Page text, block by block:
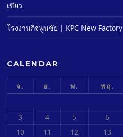
เขียว
โรงงานกิจพูนชัย | KPC New Factory
CALENDAR
จ. อ. พ. พฤ.
3
4 5 6
10
11 12 13